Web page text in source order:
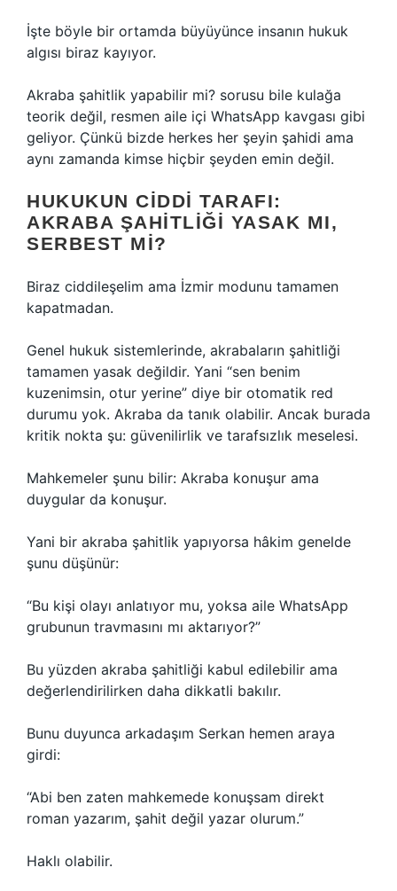
İşte böyle bir ortamda büyüyünce insanın hukuk
algısı biraz kayıyor.
Akraba şahitlik yapabilir mi? sorusu bile kulağa
teorik değil, resmen aile içi WhatsApp kavgası gibi
geliyor. Çünkü bizde herkes her şeyin şahidi ama
aynı zamanda kimse hiçbir şeyden emin değil.
HUKUKUN CIDDI TARAFI:
AKRABA ŞAHITLIĞI YASAK MI,
SERBEST MI?
Biraz ciddileşelim ama İzmir modunu tamamen
kapatmadan.
Genel hukuk sistemlerinde, akrabaların şahitliği
tamamen yasak değildir. Yani “sen benim
kuzenimsin, otur yerine” diye bir otomatik red
durumu yok. Akraba da tanık olabilir. Ancak burada
kritik nokta şu: güvenilirlik ve tarafsızlık meselesi.
Mahkemeler şunu bilir: Akraba konuşur ama
duygular da konuşur.
Yani bir akraba şahitlik yapıyorsa hâkim genelde
şunu düşünür:
“Bu kişi olayı anlatıyor mu, yoksa aile WhatsApp
grubunun travmasını mı aktarıyor?”
Bu yüzden akraba şahitliği kabul edilebilir ama
değerlendirilirken daha dikkatli bakılır.
Bunu duyunca arkadaşım Serkan hemen araya
girdi:
“Abi ben zaten mahkemede konuşsam direkt
roman yazarım, şahit değil yazar olurum.”
Haklı olabilir.